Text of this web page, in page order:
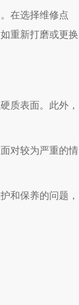
在选择维修点
重新打磨或更换
质表面。此外，
对较为严重的情
和保养的问题，